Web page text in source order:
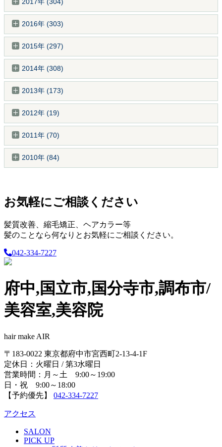
2016年 (303)
2015年 (297)
2014年 (308)
2013年 (173)
2012年 (19)
2011年 (70)
2010年 (84)
お気軽にご相談ください
髪質改善、縮毛矯正、ヘアカラー等
髪のことなら何なりとお気軽にご相談ください。
042-334-7227
府中,国立市,国分寺市,調布市/
美容室,美容院
hair make AIR
〒183-0022 東京都府中市宮西町2-13-4-1F
定休日：火曜日 / 第3水曜日
営業時間：月～土 9:00～19:00
日・祝 9:00～18:00
【予約優先】 042-334-7227
アクセス
SALON
PICK UP